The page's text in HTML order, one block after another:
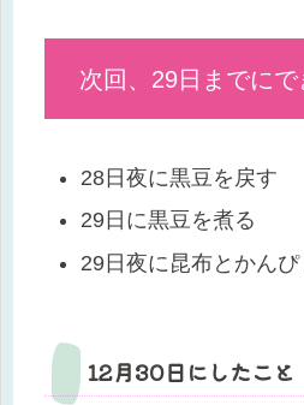
次回、29日までにで
28日夜に黒豆を戻す
29日に黒豆を煮る
29日夜に昆布とかんぴ
12月30日にしたこと